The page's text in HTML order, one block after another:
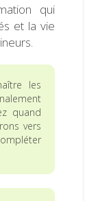
qui
et la vie
les
quand
vers